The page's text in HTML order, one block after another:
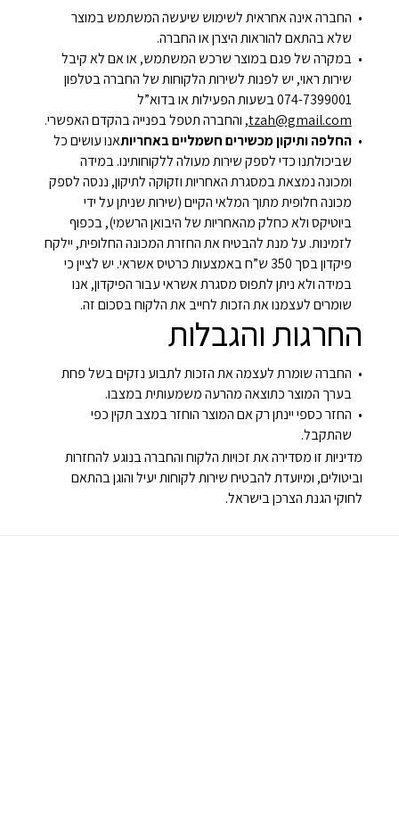
החברה אינה אחראית לשימוש שיעשה המשתמש במוצר
שלא בהתאם להוראות היצרן או החברה.
במקרה של פגם במוצר שרכש המשתמש, או אם לא קיבל
שירות ראוי, יש לפנות לשירות הלקוחות של החברה בטלפון
074-7399001 בשעות הפעילות או בדוא”ל
tzah@gmail.com, והחברה תטפל בפנייה בהקדם האפשרי.
החלפה ותיקון מכשירים חשמליים באחריותאנו עושים כל
שביכולתנו כדי לספק שירות מעולה ללקוחותינו. במידה
ומכונה נמצאת במסגרת האחריות וזקוקה לתיקון, ננסה לספק
מכונה חלופית מתוך המלאי הקיים (שירות שניתן על ידי
ביוטיקס ולא כחלק מהאחריות של היבואן הרשמי), בכפוף
לזמינות. על מנת להבטיח את החזרת המכונה החלופית, יילקח
פיקדון בסך 350 ש”ח באמצעות כרטיס אשראי. יש לציין כי
במידה ולא ניתן לתפוס מסגרת אשראי עבור הפיקדון, אנו
שומרים לעצמנו את הזכות לחייב את הלקוח בסכום זה.
החרגות והגבלות
החברה שומרת לעצמה את הזכות לתבוע נזקים בשל פחת
בערך המוצר כתוצאה מהרעה משמעותית במצבו.
החזר כספי יינתן רק אם המוצר הוחזר במצב תקין כפי
שהתקבל.
מדיניות זו מסדירה את זכויות הלקוח והחברה בנוגע להחזרות
וביטולים, ומיועדת להבטיח שירות לקוחות יעיל והוגן בהתאם
לחוקי הגנת הצרכן בישראל.